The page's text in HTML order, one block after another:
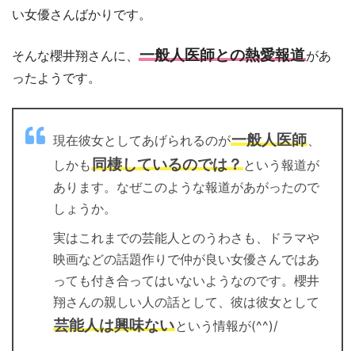
い女優さんばかりです。
そんな櫻井翔さんに、 一般人医師との熱愛報道があ
ったようです。
現在彼女としてあげられるのが一般人医師、
しかも同棲しているのでは？という報道が
あります。なぜこのような報道があがったので
しょうか。
実はこれまでの芸能人とのうわさも、ドラマや
映画などの話題作りで仲が良い女優さんではあ
っても付き合ってはいないようなのです。櫻井
翔さんの親しい人の話として、彼は彼女として
芸能人は興味ないという情報が(^^)/